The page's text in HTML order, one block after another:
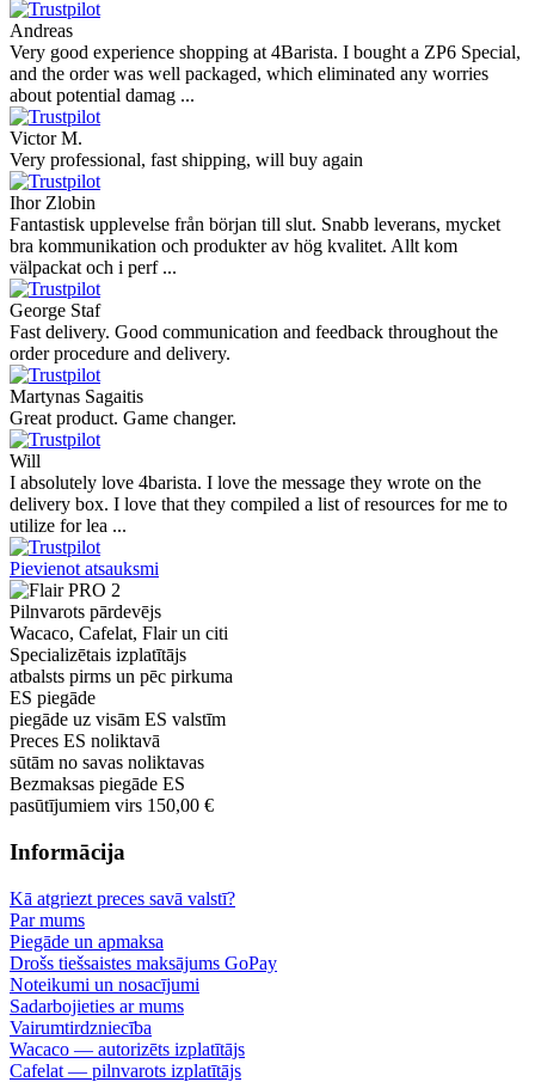
Andreas
Very good experience shopping at 4Barista. I bought a ZP6 Special,
and the order was well packaged, which eliminated any worries
about potential damag ...
Victor M.
Very professional, fast shipping, will buy again
Ihor Zlobin
Fantastisk upplevelse från början till slut. Snabb leverans, mycket
bra kommunikation och produkter av hög kvalitet. Allt kom
välpackat och i perf ...
George Staf
Fast delivery. Good communication and feedback throughout the
order procedure and delivery.
Martynas Sagaitis
Great product. Game changer.
Will
I absolutely love 4barista. I love the message they wrote on the
delivery box. I love that they compiled a list of resources for me to
utilize for lea ...
Pievienot atsauksmi
Pilnvarots pārdevējs
Wacaco, Cafelat, Flair un citi
Specializētais izplatītājs
atbalsts pirms un pēc pirkuma
ES piegāde
piegāde uz visām ES valstīm
Preces ES noliktavā
sūtām no savas noliktavas
Bezmaksas piegāde ES
pasūtījumiem virs 150,00 €
Informācija
Kā atgriezt preces savā valstī?
Par mums
Piegāde un apmaksa
Drošs tiešsaistes maksājums GoPay
Noteikumi un nosacījumi
Sadarbojieties ar mums
Vairumtirdzniecība
Wacaco — autorizēts izplatītājs
Cafelat — pilnvarots izplatītājs